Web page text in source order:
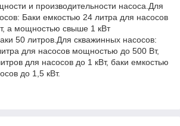
и производительности насоса.Для
Баки емкостью 24 литра для насосов
а мощностью свыше 1 кВт
50 литров.Для скважинных насосов:
для насосов мощностью до 500 Вт,
для насосов до 1 кВт, баки емкостью
до 1,5 кВт.